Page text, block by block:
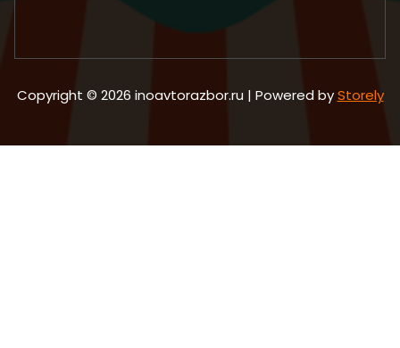
Copyright © 2026 inoavtorazbor.ru | Powered byStorely